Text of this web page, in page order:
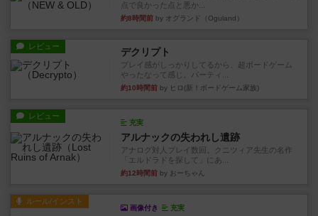
点で良かった点と悪か...
約8時間前 by オグランド（Oguland）
レビュー デクリプト
プレイ感がしっかりしてるから、超ボードゲーム
やったなって感じ。パーティ...
約10時間前 by ヒロ(新！ボードゲーム家族)
レビュー
充実
アルナックの失われし遺跡
アナログ対人プレイ数回。クニツィア先生の名作
「エルドラドを探して」にあ...
約12時間前 by おーちゃん
ルール/インスト
画像付き 充実